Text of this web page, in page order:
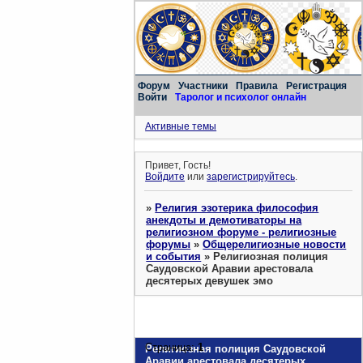
Форум Участники Правила
Регистрация
Войти
Таролог и психолог онлайн
Активные темы
Привет, Гость!
Войдите илизарегистрируйтесь.
»Религия эзотерика философия
анекдоты и демотиваторы на
религиозном форуме - религиозные
форумы »Общерелигиозные новости
и события »Религиозная полиция
Саудовской Аравии арестовала
десятерых девушек эмо
Религиозная полиция Саудовской
Страница:1